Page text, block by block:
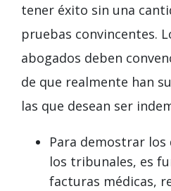
tener éxito sin una
pruebas convincentes.
abogados deben
de que realmente han
las que desean ser
Para demostrar los
los tribunales, es
facturas médicas,